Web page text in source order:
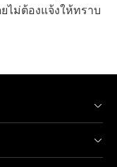
ไม่ต้องแจ้งให้ทราบ